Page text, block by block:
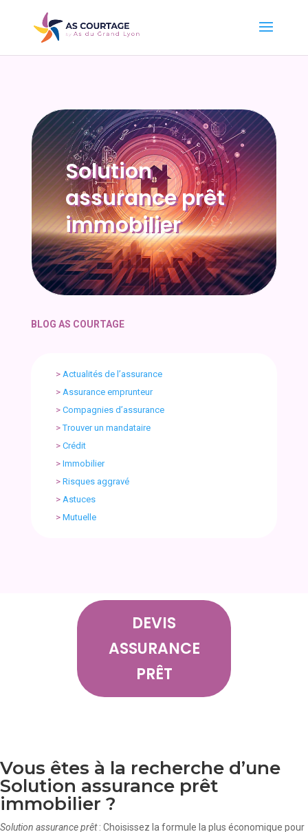
Solution
assurance prêt
immobilier
BLOG AS COURTAGE
> Actualités de l’assurance
> Assurance emprunteur
> Compagnies d’assurance
>Trouver un mandataire
> Crédit
> Immobilier
> Risques aggravé
> Astuces
> Mutuelle
DEVIS
ASSURANCE
PRÊT
Vous êtes à la recherche d’une
Solution assurance prêt
immobilier ?
Solution assurance prêt: Choisissez la formule la plus économique pour